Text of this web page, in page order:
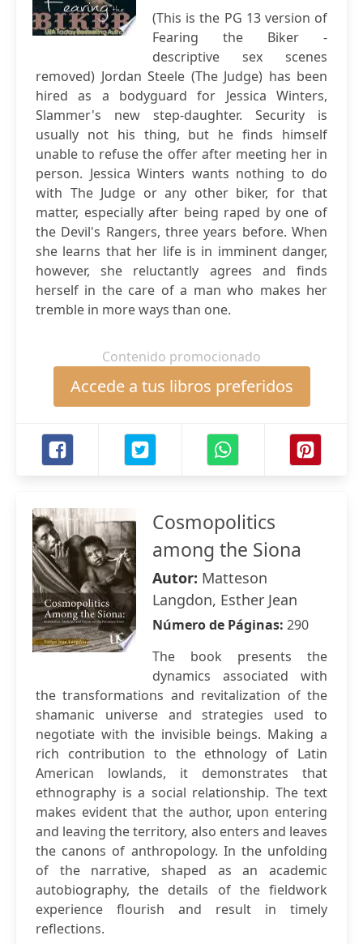
(This is the PG 13 version of
Fearing the Biker -
descriptive sex scenes
removed) Jordan Steele (The Judge) has been
hired as a bodyguard for Jessica Winters,
Slammer's new step-daughter. Security is
usually not his thing, but he finds himself
unable to refuse the offer after meeting her in
person. Jessica Winters wants nothing to do
with The Judge or any other biker, for that
matter, especially after being raped by one of
the Devil's Rangers, three years before. When
she learns that her life is in imminent danger,
however, she reluctantly agrees and finds
herself in the care of a man who makes her
tremble in more ways than one.
Contenido promocionado
Accede a tus libros preferidos
Cosmopolitics
among the Siona
Autor: Matteson
Langdon, Esther Jean
Número de Páginas: 290
The book presents the
dynamics associated with
the transformations and revitalization of the
shamanic universe and strategies used to
negotiate with the invisible beings. Making a
rich contribution to the ethnology of Latin
American lowlands, it demonstrates that
ethnography is a social relationship. The text
makes evident that the author, upon entering
and leaving the territory, also enters and leaves
the canons of anthropology. In the unfolding
of the narrative, shaped as an academic
autobiography, the details of the fieldwork
experience flourish and result in timely
reflections.